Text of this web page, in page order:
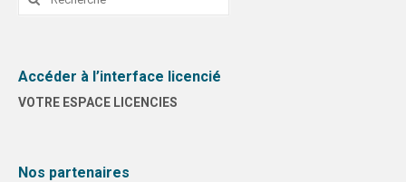
Accéder à l’interface licencié
VOTRE ESPACE LICENCIES
Nos partenaires